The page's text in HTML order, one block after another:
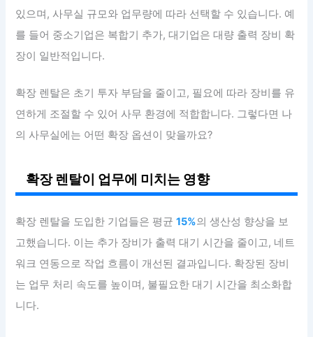
있으며, 사무실 규모와 업무량에 따라 선택할 수 있습니다. 예
를 들어 중소기업은 복합기 추가, 대기업은 대량 출력 장비 확
장이 일반적입니다.
확장 렌탈은 초기 투자 부담을 줄이고, 필요에 따라 장비를 유
연하게 조절할 수 있어 사무 환경에 적합합니다. 그렇다면 나
의 사무실에는 어떤 확장 옵션이 맞을까요?
확장 렌탈이 업무에 미치는 영향
확장 렌탈을 도입한 기업들은 평균15%의 생산성 향상을 보
고했습니다. 이는 추가 장비가 출력 대기 시간을 줄이고, 네트
워크 연동으로 작업 흐름이 개선된 결과입니다. 확장된 장비
는 업무 처리 속도를 높이며, 불필요한 대기 시간을 최소화합
니다.